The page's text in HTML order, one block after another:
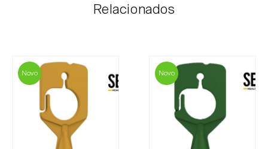
mais brevemente possível com informação referente
ao valor total da encomenda e dados para
pagamento.
Para qualquer dúvida, contacte-nos:
Telefone:
Relacionados
Novo Novo